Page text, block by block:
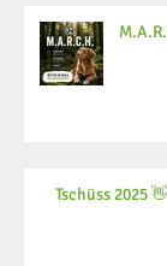
Tschüss 2025